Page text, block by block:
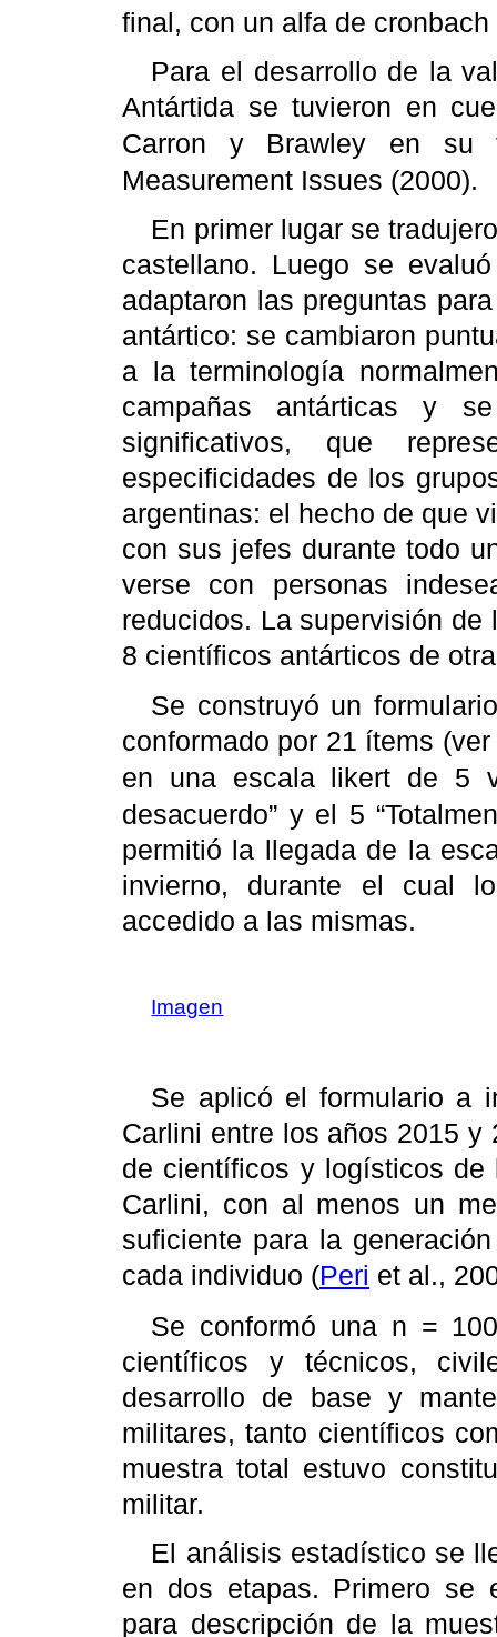
final, con un alfa de cronbach
Para el desarrollo de la
Antártida se tuvieron en
Carron y Brawley en su
Measurement Issues (2000).
En primer lugar se
castellano. Luego se
adaptaron las preguntas
antártico: se cambiaron
a la terminología
campañas antárticas y
significativos, que
especificidades de los
argentinas: el hecho de que
con sus jefes durante todo
verse con personas
reducidos. La supervisión
8 científicos antárticos de
Se construyó un
conformado por 21 ítems
en una escala likert de 5
desacuerdo” y el 5
permitió la llegada de la
invierno, durante el cual
accedido a las mismas.
Imagen
Se aplicó el formulario a
Carlini entre los años 2015 y
de científicos y logísticos
Carlini, con al menos un
suficiente para la
cada individuo (Peri et al.,
Se conformó una n =
científicos y técnicos,
desarrollo de base y
militares, tanto científicos
muestra total estuvo
militar.
El análisis estadístico se
en dos etapas. Primero se
para descripción de la